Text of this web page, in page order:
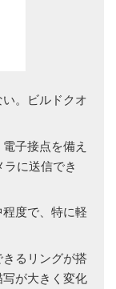
。ビルドクオ
子接点を備え
に送信でき
程度で、特に軽
きるリングが搭
が大きく変化